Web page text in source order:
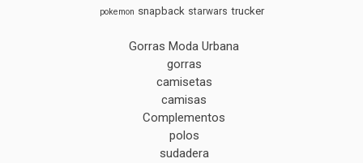
pokemon snapback starwars trucker
Gorras Moda Urbana
gorras
camisetas
camisas
Complementos
polos
sudadera